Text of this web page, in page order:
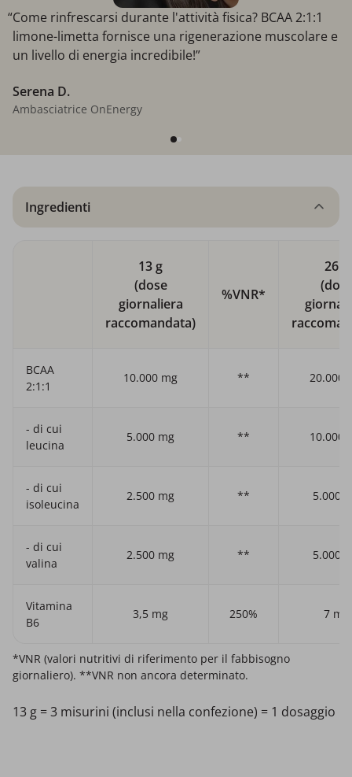
“Come rinfrescarsi durante l'attività fisica? BCAA 2:1:1
limone-limetta fornisce una rigenerazione muscolare e
un livello di energia incredibile!”
Serena D.
Ambasciatrice OnEnergy
Ingredienti
13 g
(dose
giornaliera
raccomandata)
%VNR*
26 g
BCAA
2:1:1
10.000 mg ** 20.000
- di cui
leucina
5.000 mg ** 10.000
- di cui
isoleucina
2.500 mg ** 5.000
- di cui
valina
2.500 mg ** 5.000
Vitamina
B6
3,5 mg 250% 7 mg
*VNR (valori nutritivi di riferimento per il fabbisogno
giornaliero). **VNR non ancora determinato.
13 g = 3 misurini (inclusi nella confezione) = 1 dosaggio